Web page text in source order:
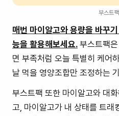
부스트
매번 마이알고와 용량을 바꾸
능을 활용해보세요. 부스트팩
면 부족처럼 오늘 특별히 케어
날 먹을 영양조합만 조정하는
부스트팩 또한 마이알고와 대
고, 마이알고가 내 상태를 트래